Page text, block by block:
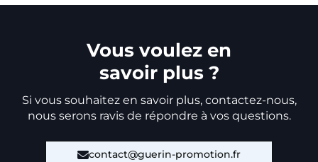
Vous voulez en
savoir plus ?
Si vous souhaitez en savoir plus, contactez-nous,
nous serons ravis de répondre à vos questions.
contact@guerin-promotion.fr